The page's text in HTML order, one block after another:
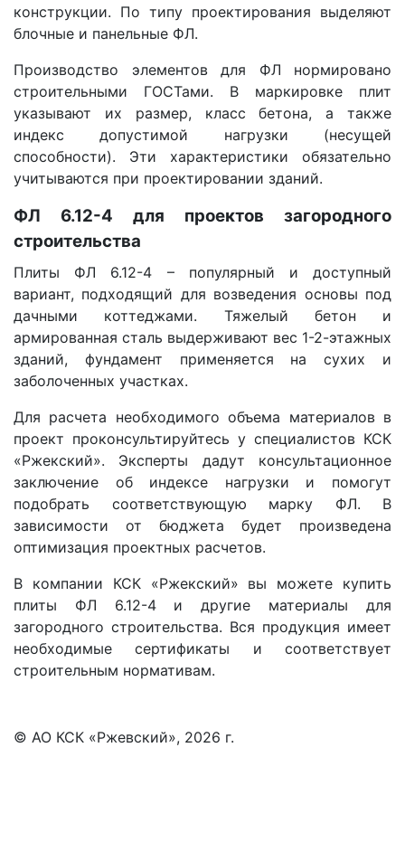
конструкции. По типу проектирования выделяют
блочные и панельные ФЛ.
Производство элементов для ФЛ нормировано
строительными ГОСТами. В маркировке плит
указывают их размер, класс бетона, а также
индекс допустимой нагрузки (несущей
способности). Эти характеристики обязательно
учитываются при проектировании зданий.
ФЛ 6.12-4 для проектов загородного
строительства
Плиты ФЛ 6.12-4 – популярный и доступный
вариант, подходящий для возведения основы под
дачными коттеджами. Тяжелый бетон и
армированная сталь выдерживают вес 1-2-этажных
зданий, фундамент применяется на сухих и
заболоченных участках.
Для расчета необходимого объема материалов в
проект проконсультируйтесь у специалистов КСК
«Ржекский». Эксперты дадут консультационное
заключение об индексе нагрузки и помогут
подобрать соответствующую марку ФЛ. В
зависимости от бюджета будет произведена
оптимизация проектных расчетов.
В компании КСК «Ржекский» вы можете купить
плиты ФЛ 6.12-4 и другие материалы для
загородного строительства. Вся продукция имеет
необходимые сертификаты и соответствует
строительным нормативам.
© АО КСК «Ржевский», 2026 г.